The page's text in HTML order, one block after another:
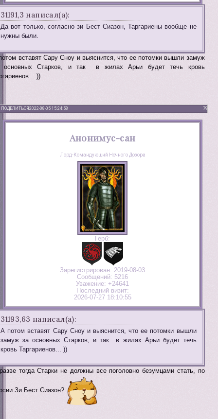
31191,3 написал(а):
Да вот только, согласно зи Бест Сиазон, Таргариены вообще не
нужны были.
вставят Сару Сноу и выяснится, что ее потомки вышли замуж
основных Старков, и так в жилах Арьи будет течь кровь
))
ПОДЕЛИТЬСЯ 79
2022-08-05 15:24:58
Анонимус-сан
Лорд-Командующий Ночного Дозора
Герб:
Зарегистрирован: 2019-08-03
Сообщений: 5216
Уважение: +24641
Последний визит:
2026-07-27 18:10:55
31193,63 написал(а):
А потом вставят Сару Сноу и выяснится, что ее потомки вышли
замуж за основных Старков, и так в жилах Арьи будет течь
кровь Таргариенов... ))
тогда Старки не должны все поголовно безумцами стать, по
Зи Бест Сиазон?